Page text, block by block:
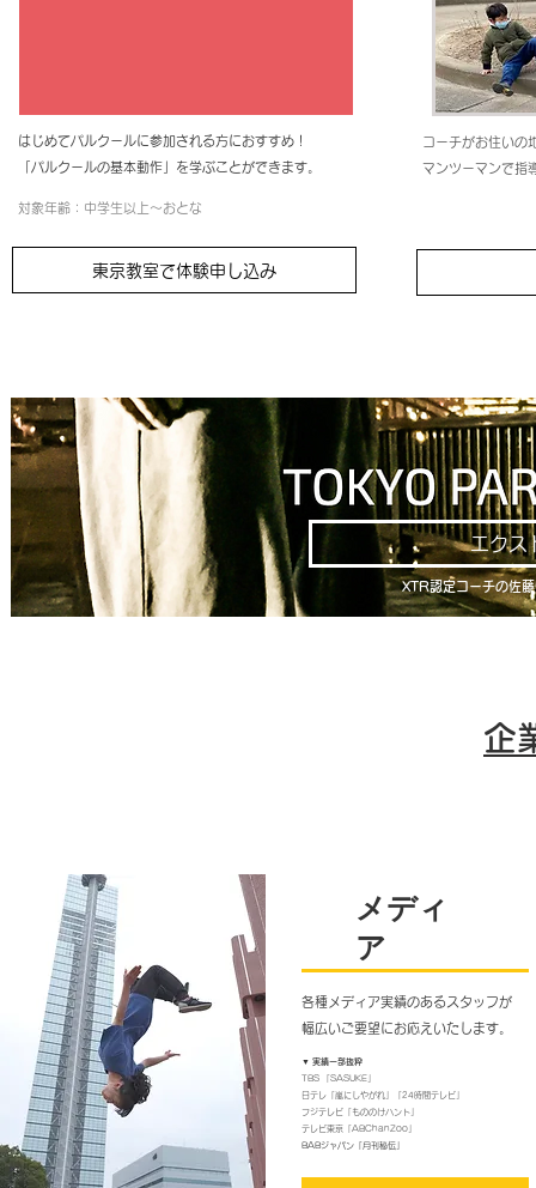
​対象年齢：中学生以上～おとな
はじめてパルクールに参加される方におすすめ！
「パルクールの基本動作」を学ぶことができます。
東京教室で体験申し込み
コーチがお住いの
マンツーマンで指
エクス
XTR認定コーチの佐
企
メディ
ア
各種メディア実績のあるスタッフが
​幅広いご要望にお応えいたします。
​▼ 実績一部抜粋
TBS 「SASUKE」
日テレ「嵐にしやがれ」「24時間テレビ」
フジテレビ「もののけハント」
​テレビ東京「ABChanZoo」
BABジャパン「月刊秘伝」